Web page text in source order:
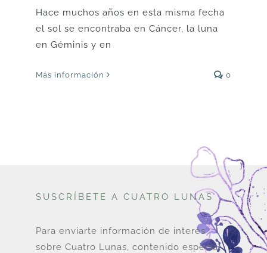
Hace muchos años en esta misma fecha
el sol se encontraba en Cáncer, la luna
en Géminis y en
Más información 0
SUSCRÍBETE A CUATRO LUNAS
Para enviarte información de interés
sobre Cuatro Lunas, contenido especial